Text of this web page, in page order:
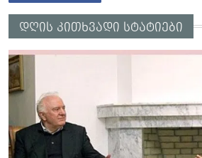
დღის კითხვადი სტატიები